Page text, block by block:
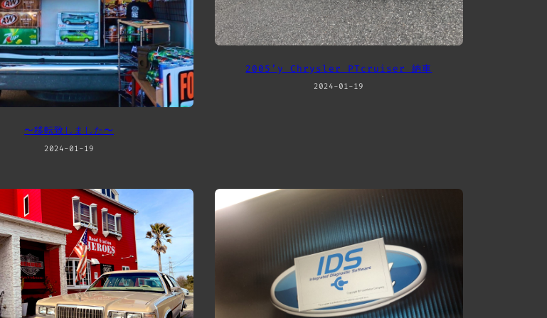
〜移転致しました〜
2024-01-19
2005’y Chrysler PTcruiser 納車
2024-01-19